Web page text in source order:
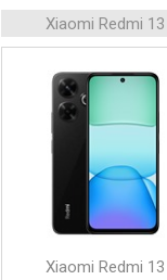
Xiaomi Redmi 13
Xiaomi Redmi 13